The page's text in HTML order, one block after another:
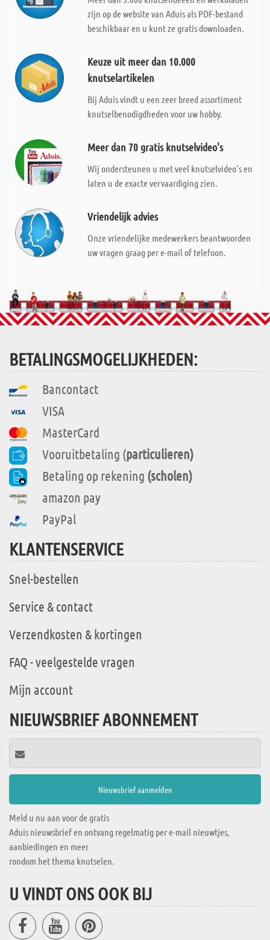
zijn op de website van Aduis als PDF-bestand
beschikbaar en u kunt ze gratis downloaden.
Keuze uit meer dan 10.000
knutselartikelen
Bij Aduis vindt u een zeer breed assortiment
knutselbenodigdheden voor uw hobby.
Meer dan 70 gratis knutselvideo's
Wij ondersteunen u met veel knutselvideo's en
laten u de exacte vervaardiging zien.
Vriendelijk advies
Onze vriendelijke medewerkers beantwoorden
uw vragen graag per e-mail of telefoon.
BETALINGSMOGELIJKHEDEN:
Bancontact
VISA
MasterCard
Vooruitbetaling (particulieren)
Betaling op rekening (scholen)
amazon pay
PayPal
KLANTENSERVICE
Snel-bestellen
Service & contact
Verzendkosten & kortingen
FAQ - veelgestelde vragen
Mijn account
NIEUWSBRIEF ABONNEMENT
Meld u nu aan voor de gratis
Aduis nieuwsbrief en ontvang regelmatig per e-mail nieuwtjes,
aanbiedingen en meer
rondom het thema knutselen.
U VINDT ONS OOK BIJ